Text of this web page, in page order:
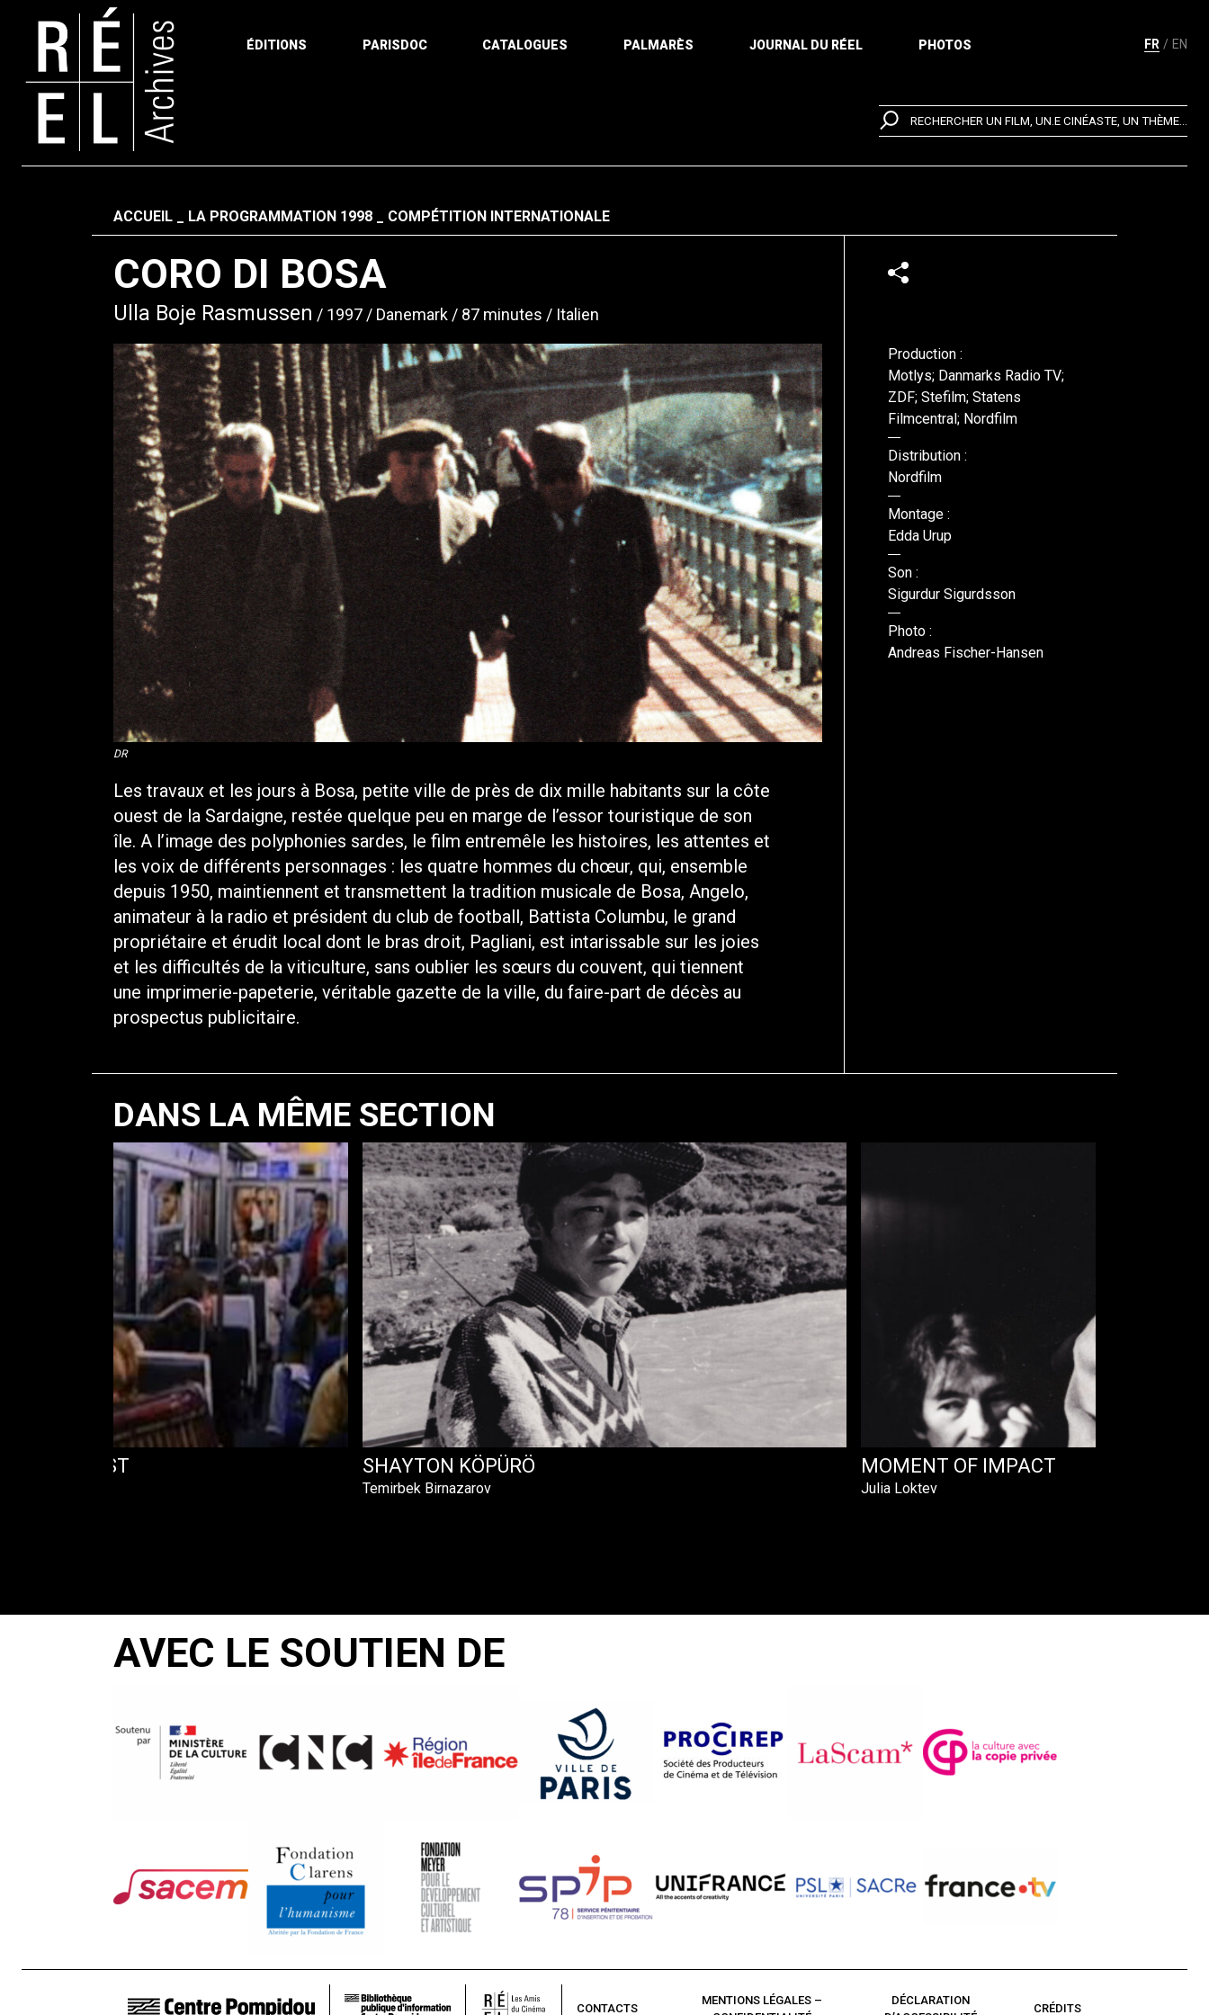
FR EN
ÉDITIONS PARISDOC CATALOGUES PALMARÈS JOURNAL DU RÉEL PHOTOS
RECHERCHER UN FILM, UN.E CINÉASTE, UN THÈME...
Fil d'ariane
ACCUEIL LA PROGRAMMATION 1998 COMPÉTITION INTERNATIONALE
CORO DI BOSA
Ulla Boje Rasmussen 1997 Danemark 87 minutes Italien
DR
Les travaux et les jours à Bosa, petite ville de près de dix mille habitants sur la côte
ouest de la Sardaigne, restée quelque peu en marge de l’essor touristique de son
île. A l’image des polyphonies sardes, le film entremêle les histoires, les attentes et
les voix de différents personnages : les quatre hommes du chœur, qui, ensemble
depuis 1950, maintiennent et transmettent la tradition musicale de Bosa, Angelo,
animateur à la radio et président du club de football, Battista Columbu, le grand
propriétaire et érudit local dont le bras droit, Pagliani, est intarissable sur les joies
et les difficultés de la viticulture, sans oublier les sœurs du couvent, qui tiennent
une imprimerie-papeterie, véritable gazette de la ville, du faire-part de décès au
prospectus publicitaire.
Production :
Motlys; Danmarks Radio TV;
ZDF; Stefilm; Statens
Filmcentral; Nordfilm
Distribution :
Nordfilm
Montage :
Edda Urup
Son :
Sigurdur Sigurdsson
Photo :
Andreas Fischer-Hansen
DANS LA MÊME SECTION
ORKEST SHAYTON KÖPÜRÖ
Temirbek Birnazarov
MOMENT OF IMPACT
Julia Loktev
AVEC LE SOUTIEN DE
LIENS DE BAS DE PAGE CONTACTS
MENTIONS LÉGALES –
DÉCLARATION
CRÉDITS